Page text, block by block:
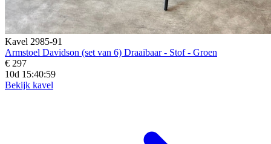
Kavel 2985-91
Armstoel Davidson (set van 6) Draaibaar - Stof - Groen
€ 297
10d 15:40:57
Bekijk kavel